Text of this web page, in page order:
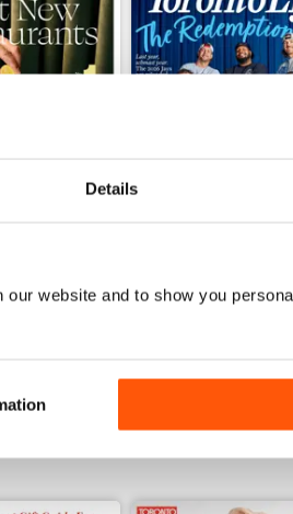
Details
website and to show you
€7,99
Acquista per€7,99